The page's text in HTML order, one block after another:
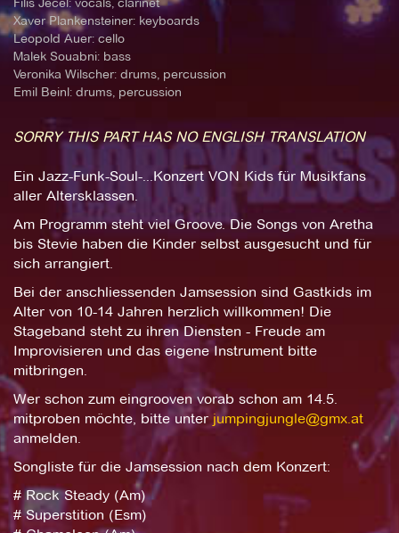
Xaver Plankensteiner: keyboards
Leopold Auer: cello
Malek Souabni: bass
Veronika Wilscher: drums, percussion
Emil Beinl: drums, percussion
SORRY THIS PART HAS NO ENGLISH TRANSLATION
Ein Jazz-Funk-Soul-...Konzert VON Kids für Musikfans
aller Altersklassen.
Am Programm steht viel Groove. Die Songs von Aretha
bis Stevie haben die Kinder selbst ausgesucht und für
sich arrangiert.
Bei der anschliessenden Jamsession sind Gastkids im
Alter von 10-14 Jahren herzlich willkommen! Die
Stageband steht zu ihren Diensten - Freude am
Improvisieren und das eigene Instrument bitte
mitbringen.
Wer schon zum eingrooven vorab schon am 14.5.
mitproben möchte, bitte unter jumpingjungle@gmx.at
anmelden.
Songliste für die Jamsession nach dem Konzert:
# Rock Steady (Am)
# Superstition (Esm)